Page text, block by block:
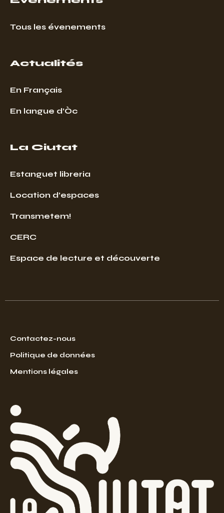
Tous les évenements
Actualités
En Français
En langue d’Òc
La Ciutat
Estanguet libreria
Location d’espaces
Transmetem!
CERC
Espace de lecture et découverte
Contactez-nous
Politique de données
Mentions légales